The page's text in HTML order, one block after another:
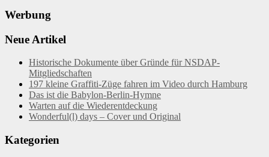
Werbung
Neue Artikel
Historische Dokumente über Gründe für NSDAP-
Mitgliedschaften
197 kleine Graffiti-Züge fahren im Video durch Hamburg
Das ist die Babylon-Berlin-Hymne
Warten auf die Wiederentdeckung
Wonderful(l) days – Cover und Original
Kategorien